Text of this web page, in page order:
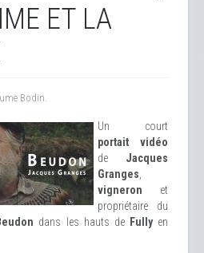
ET LA
Bodin.
Un court
portait vidéo
de Jacques
Granges
vigneron et
propriétaire du
dans les hauts de Fullyen